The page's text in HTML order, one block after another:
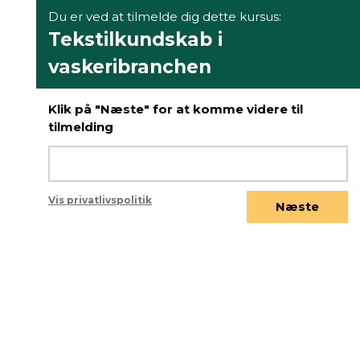
Du er ved at tilmelde dig dette kursus:
Tekstilkundskab i
vaskeribranchen
Klik på "Næste" for at komme videre til
tilmelding
Vis privatlivspolitik